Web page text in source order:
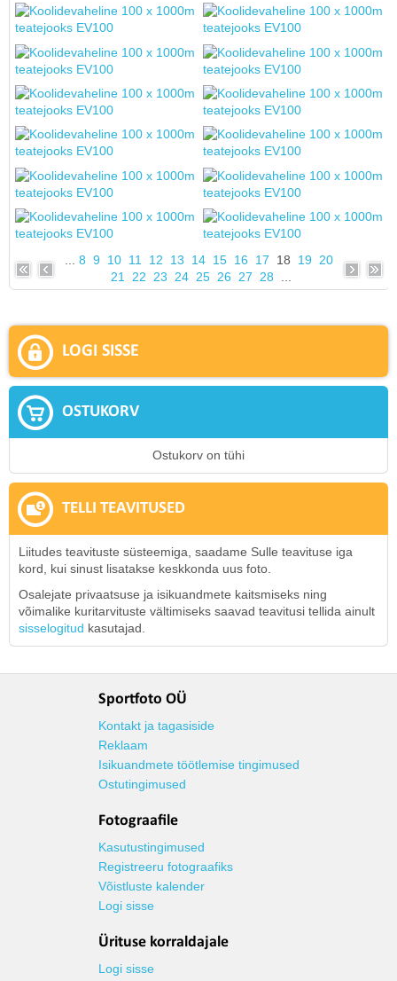
...8 9 10 11 12 13 14 15 16 17 18 19
20
21
22 23 24 25 26 27 28
LOGI SISSE
OSTUKORV
Ostukorv on tühi
TELLI TEAVITUSED
Liitudes teavituste süsteemiga, saadame Sulle teavituse iga
kord, kui sinust lisatakse keskkonda uus foto.
Osalejate privaatsuse ja isikuandmete kaitsmiseks ning
võimalike kuritarvituste vältimiseks saavad teavitusi tellida ainult
sisselogitud kasutajad.
Sportfoto OÜ
Kontakt ja tagasiside
Reklaam
Isikuandmete töötlemise tingimused
Ostutingimused
Fotograafile
Kasutustingimused
Registreeru fotograafiks
Võistluste kalender
Logi sisse
Ürituse korraldajale
Logi sisse